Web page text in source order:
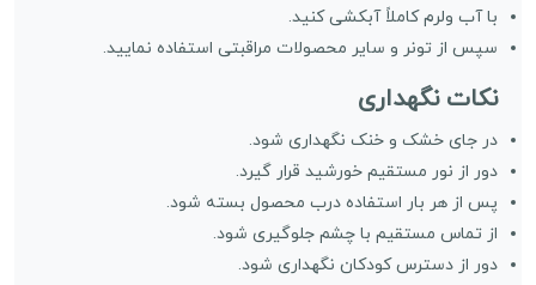
با آب ولرم کاملاً آبکشی کنید.
سپس از تونر و سایر محصولات مراقبتی استفاده نمایید.
نکات نگهداری
در جای خشک و خنک نگهداری شود.
دور از نور مستقیم خورشید قرار گیرد.
پس از هر بار استفاده درب محصول بسته شود.
از تماس مستقیم با چشم جلوگیری شود.
دور از دسترس کودکان نگهداری شود.